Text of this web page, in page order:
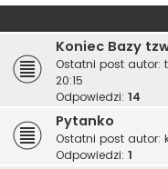
Koniec Bazy
Ostatni post autor:
20:15
Odpowiedzi: 14
Pytanko
Ostatni post autor:
Odpowiedzi: 1